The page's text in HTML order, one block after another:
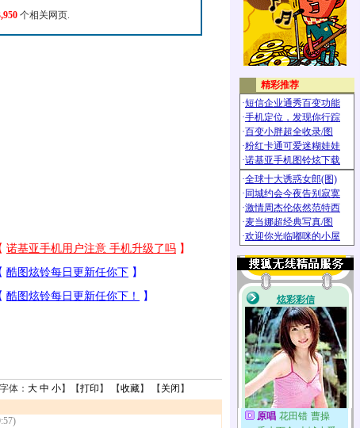
个相关网页.
体： 大 中 小】【打印 】 【收藏】 【 关闭 】